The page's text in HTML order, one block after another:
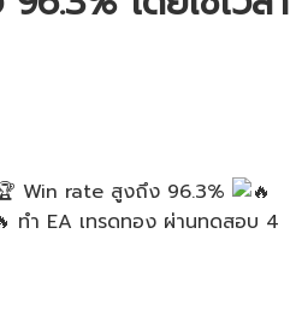
Win rate​ สูงถึง​ 96.3%
ทำ EA​ เทรดทอง​ ผ่านทดสอบ​ 4